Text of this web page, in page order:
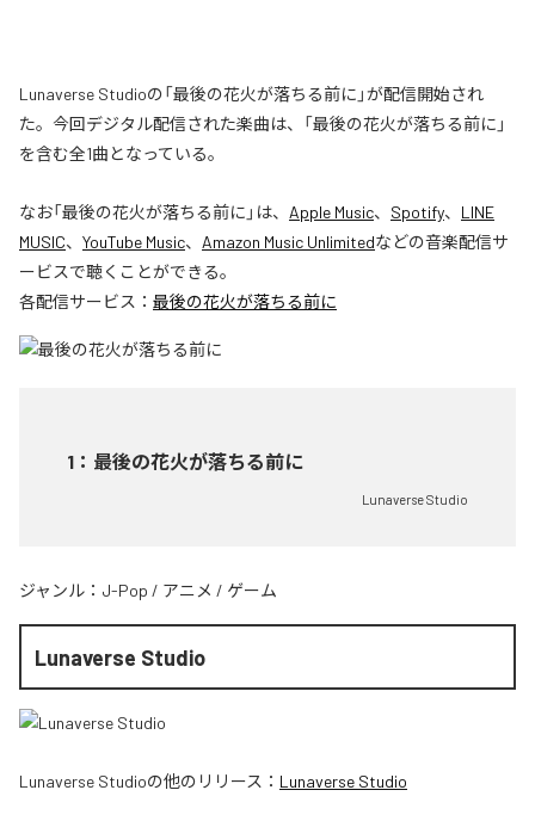
Lunaverse Studioの「最後の花火が落ちる前に」が配信開始され
た。今回デジタル配信された楽曲は、「最後の花火が落ちる前に」
を含む全1曲となっている。
なお「最後の花火が落ちる前に 」は、 Apple Music、 Spotify、 LINE
MUSIC、 YouTube Music、 Amazon Music Unlimitedなどの音楽配信サ
ービスで聴くことができる。
各配信サービス： 最後の花火が落ちる前に
1 ： 最後の花火が落ちる前に
Lunaverse Studio
ジャンル： J-Pop / アニメ / ゲーム
Lunaverse Studio
Lunaverse Studioの他のリリース： Lunaverse Studio